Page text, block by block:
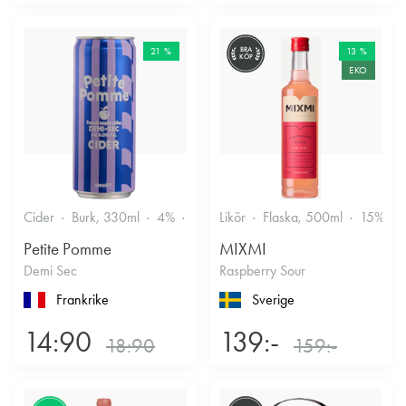
21 %
Cider Burk, 330ml 4% Torr/halvtorr
Petite Pomme
Demi Sec
Frankrike
14:90 18:90
BRA
KÖP
13 %
EKO
Likör Flaska, 500ml 15%
MIXMI
Raspberry Sour
Sverige
139:- 159:-